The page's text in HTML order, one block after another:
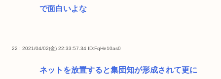
で面白いよな
22 : 2021/04/02(金) 22:33:57.34 ID:FqHe10as0
ネットを放置すると集団知が形成されて更に